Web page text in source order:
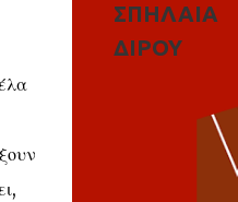
ΣΠΗΛΑΙΑ
ΔΙΡΟΥ